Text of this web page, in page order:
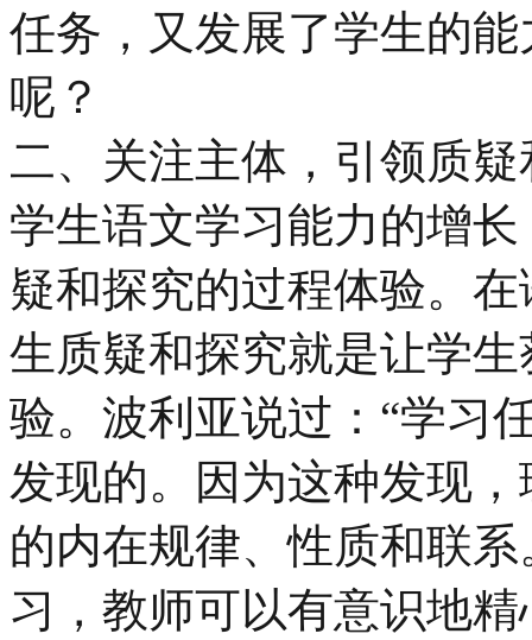
任务，又发展了学生的
呢？
二、关注主体，引领质疑
学生语文学习能力的增
疑和探究的过程体验。
生质疑和探究就是让学
验。波利亚说过：“学习
发现的。因为这种发现
的内在规律、性质和联
习，教师可以有意识地